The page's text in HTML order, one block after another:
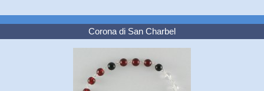
Corona di San Charbel